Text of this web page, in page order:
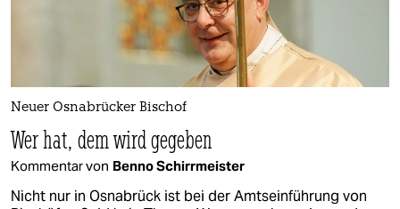
Neuer Osnabrücker Bischof
Wer hat, dem wird gegeben
Kommentar von Benno Schirrmeister
Nicht nur in Osnabrück ist bei der Amtseinführung von